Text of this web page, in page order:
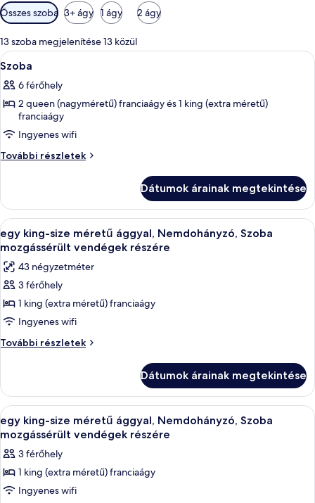
Szobákhoz
rendelkezésre
álló
szűrők
Összes szoba 3+ ágy 1 ágy 2 ágy
13 szoba megjelenítése 13 közül
A
következő
szoba
összes
képének
megtekintése:
Szoba
Egy szállodai szoba két ággyal,
29
Szoba
6 férőhely
2 queen (nagyméretű) franciaágy és 1 king (extra méretű)
franciaágy
Ingyenes wifi
További részletek
Szoba
Dátumok árainak megtekintése
A
következő
szoba
összes
képének
megtekintése:
egy
king-
ággyal,
Nemdohányzó,
Szoba
mozgássérült
vendégek
részére
Egy szállodai szoba, amelyben
5
egy king-size méretű ággyal, Nemdohányzó, Szoba
mozgássérült vendégek részére
43 négyzetméter
3 férőhely
1 king (extra méretű) franciaágy
Ingyenes wifi
További részletek
egy
ággyal,
Nemdohányzó,
Szoba
mozgássérült
vendégek
részére
további
részletei
Dátumok árainak megtekintése
A
következő
szoba
összes
képének
megtekintése:
Egy szállodai szoba, amelyben
4
egy king-size méretű ággyal, Nemdohányzó, Szoba
mozgássérült vendégek részére
3 férőhely
1 king (extra méretű) franciaágy
Ingyenes wifi